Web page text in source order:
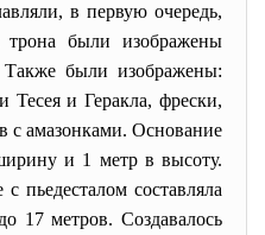
в первую очередь,
были изображены
были изображены:
ТесеяиГеракла,фрески,
с амазонками. Основание
и 1 метр в высоту.
пьедесталом составляла
17 метров. Создавалось